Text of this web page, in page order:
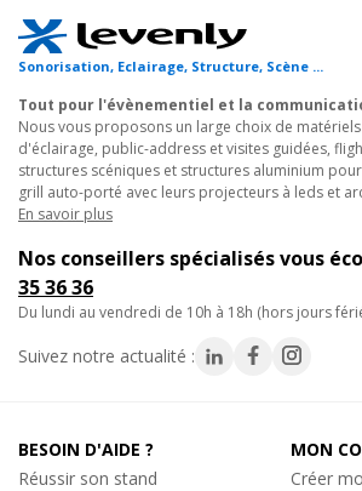
Sonorisation, Eclairage, Structure, Scène ...
Tout pour l'évènementiel et la
Nous vous proposons un large choix de
d'éclairage, public-address et visites guidées,
structures scéniques et structures aluminium
grill auto-porté avec leurs projecteurs à leds et
En savoir plus
Nos conseillers spécialisés vous
35 36 36
du lundi au vendredi de 10h à 18h (hors jours
Suivez notre actualité :
BESOIN D'AIDE ?
Réussir son stand
MON
Créer